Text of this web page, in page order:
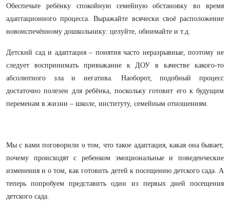
Обеспечьте ребёнку спокойную семейную обстановку во время
адаптационного процесса. Выражайте всячески своё расположение
новоиспечённому дошкольнику: целуйте, обнимайте и т.д.
Детский сад и адаптация – понятия часто неразрывные, поэтому не
следует воспринимать привыкание к ДОУ в качестве какого-то
абсолютного зла и негатива. Наоборот, подобный процесс
достаточно полезен для ребёнка, поскольку готовит его к будущим
переменам в жизни – школе, институту, семейным отношениям.
Мы с вами поговорили о том, что такое адаптация, какая она бывает,
почему происходят с ребенком эмоциональные и поведенческие
изменения и о том, как готовить детей к посещению детского сада. А
теперь попробуем представить один из первых дней посещения
детского сада.